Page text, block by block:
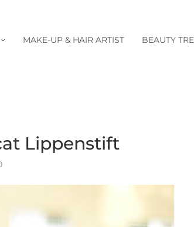
MAKE-UP & HAIR ARTIST BEAUTY
Lippenstift